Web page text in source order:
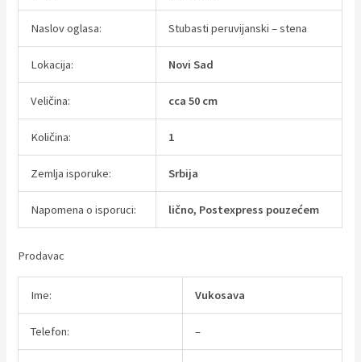
Naslov oglasa: Stubasti peruvijanski – stena
Lokacija: Novi Sad
Veličina: cca 50 cm
Količina: 1
Zemlja isporuke: Srbija
Napomena o isporuci: lično, Postexpress pouzećem
Prodavac
Ime: Vukosava
Telefon: –